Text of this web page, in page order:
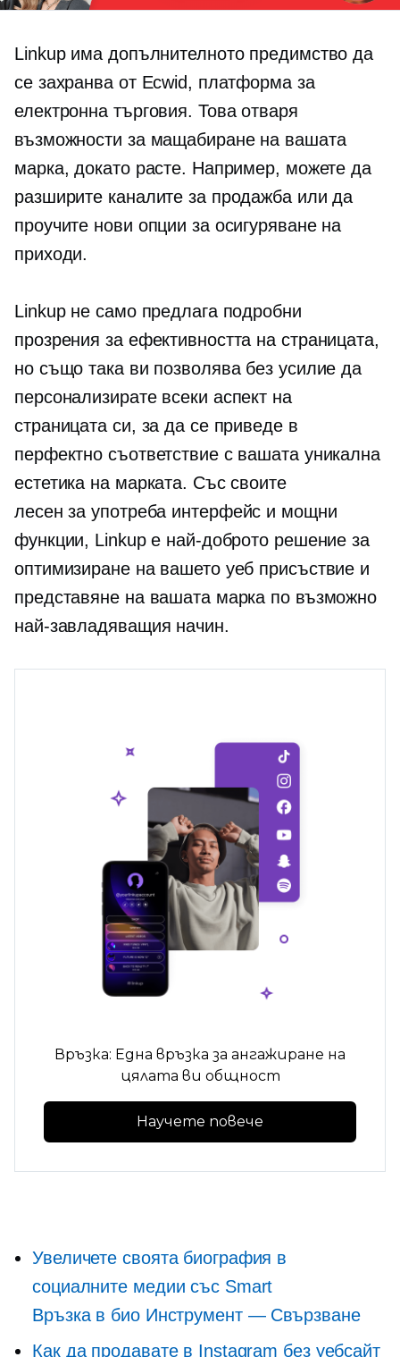
Linkup има допълнителното предимство да
се захранва от Ecwid, платформа за
електронна търговия. Това отваря
възможности за мащабиране на вашата
марка, докато расте. Например, можете да
разширите каналите за продажба или да
проучите нови опции за осигуряване на
приходи.
Linkup не само предлага подробни
прозрения за ефективността на страницата,
но също така ви позволява без усилие да
персонализирате всеки аспект на
страницата си, за да се приведе в
перфектно съответствие с вашата уникална
естетика на марката. Със своите
лесен за употреба интерфейс и мощни
функции, Linkup е най-доброто решение за
оптимизиране на вашето уеб присъствие и
представяне на вашата марка по възможно
най-завладяващия начин.
Връзка: Една връзка за ангажиране на
цялата ви общност
Научете повече
Увеличете своята биография в
социалните медии със Smart
Връзка в биоИнструмент — Свързване
Как да продавате в Instagram без уебсайт